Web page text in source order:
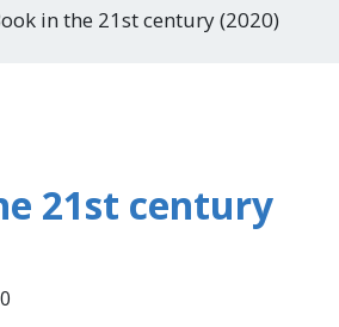
in the 21st century (2020)
21st century